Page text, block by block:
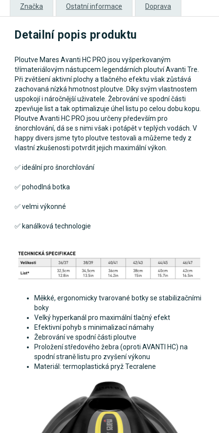
Značka Ostatní informace Doprava
Detailní popis produktu
Ploutve Mares Avanti HC PRO jsou vyšperkovaným
třímateriálovým nástupcem legendárních ploutví Avanti Tre.
Při zvětšení aktivní plochy a tlačného efektu však zůstává
zachovaná nízká hmotnost ploutve. Díky svým vlastnostem
uspokojí i náročnější uživatele. Žebrování ve spodní části
zpevňuje list a tak optimalizuje úhel listu po celou dobu kopu.
Ploutve Avanti HC PRO jsou určeny především pro
šnorchlování, dá se s nimi však i potápět v teplých vodách. V
happy divers jsme tyto ploutve testovali a můžeme tedy z
vlastní zkušenosti potvrdit jejich maximální výkon.
✅ ideální pro šnorchlování
✅ pohodlná botka
✅ velmi výkonné
✅ kanálková technologie
Měkké, ergonomicky tvarované botky se stabilizačními
boky
Velký hyperkanál pro maximální tlačný efekt
Efektivní pohyb s minimalizací námahy
Žebrování ve spodní části ploutve
Proložení středového žebra (oproti AVANTI HC) na
spodní straně listu pro zvyšení výkonu
Materiál: termoplastická pryž Tecralene